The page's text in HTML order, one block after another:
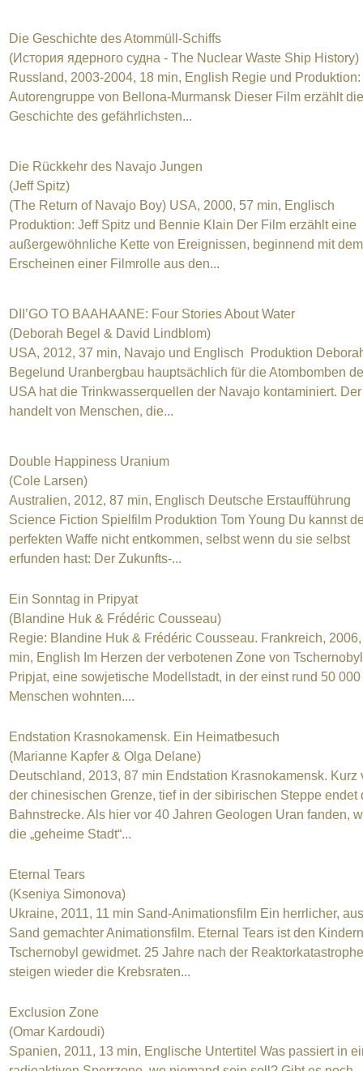
Die Geschichte des Atommüll-Schiffs
(История ядерного судна - The Nuclear Waste Ship History)
Russland, 2003-2004, 18 min, English Regie und Produktion:
Autorengruppe von Bellona-Murmansk Dieser Film erzählt die
Geschichte des gefährlichsten...
Die Rückkehr des Navajo Jungen
(Jeff Spitz)
(The Return of Navajo Boy) USA, 2000, 57 min, Englisch
Produktion: Jeff Spitz und Bennie Klain Der Film erzählt eine
außergewöhnliche Kette von Ereignissen, beginnend mit dem
Erscheinen einer Filmrolle aus den...
DII’GO TO BAAHAANE: Four Stories About Water
(Deborah Begel & David Lindblom)
USA, 2012, 37 min, Navajo und Englisch Produktion
Begelund Uranbergbau hauptsächlich für die Atombomben
USA hat die Trinkwasserquellen der Navajo kontaminiert.
handelt von Menschen, die...
Double Happiness Uranium
(Cole Larsen)
Australien, 2012, 87 min, Englisch Deutsche Erstaufführung
Science Fiction Spielfilm Produktion Tom Young Du kannst
perfekten Waffe nicht entkommen, selbst wenn du sie selbst
erfunden hast: Der Zukunfts-...
Ein Sonntag in Pripyat
(Blandine Huk & Frédéric Cousseau)
Regie: Blandine Huk & Frédéric Cousseau. Frankreich,
min, English Im Herzen der verbotenen Zone von
Pripjat, eine sowjetische Modellstadt, in der einst rund 50 000
Menschen wohnten....
Endstation Krasnokamensk. Ein Heimatbesuch
(Marianne Kapfer & Olga Delane)
Deutschland, 2013, 87 min Endstation Krasnokamensk. Kurz
der chinesischen Grenze, tief in der sibirischen Steppe endet
Bahnstrecke. Als hier vor 40 Jahren Geologen Uran fanden,
die „geheime Stadt“...
Eternal Tears
(Kseniya Simonova)
Ukraine, 2011, 11 min Sand-Animationsfilm Ein herrlicher, aus
Sand gemachter Animationsfilm. Eternal Tears ist den
Tschernobyl gewidmet. 25 Jahre nach der Reaktorkatastrophe
steigen wieder die Krebsraten...
Exclusion Zone
(Omar Kardoudi)
Spanien, 2011, 13 min, Englische Untertitel Was passiert in